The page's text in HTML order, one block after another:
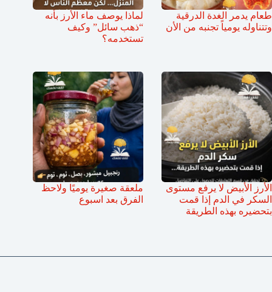
طعام يدمر الغدة الدرقية
وتتناوله يومياً تجنبه من الأن
لماذا يوصف ماء الأرز بأنه
“ذهب سائل” وكيف
تستخدمه؟
الأرز الأبيض لا يرفع مستوى
السكر في الدم إذا قمت
بتحضيره بهذه الطريقة
ملعقة صغيرة يوميًا ولاحظ
الفرق بعد اسبوع